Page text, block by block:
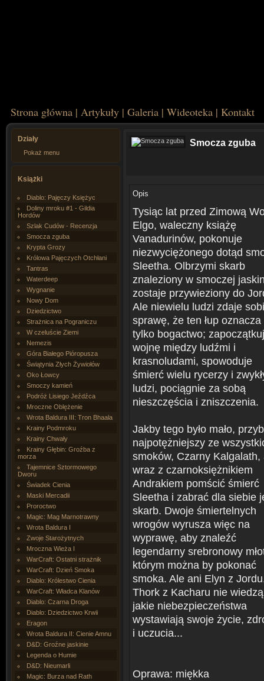
Strona główna | Artykuły | Galeria | Wideoteka | Kontakt
Działy
Pokaż menu
Książki
Diablo: Pajęczy Księżyc
Doliny mroku #1 - Gildia
Hordów
Szlak Cudów - Recenzja
Smocza zguba
Krypta Grozy
Królowa Pajęczych Otchłani
Tantras
Waterdeep
Wygnanie
Nowy Dom
Dziedzictwo
Strażnica na Pograniczu
W czeluście Ziemi
Nemezis
Góra Białego Pióropusza
Świątynia Złych Żywiołów
Oko Łowcy
Smoczy kamień
Podróż Lisiego Jeźdźca
Mroczne Oblężenie
Wrota Baldura III: Tron Bhaala
Krainy Podmroku
Krainy Chwały
Krainy Głębin: Groźba z
morza
Tajemnice Sztormowego
Dworu
Świadek Cienia
Maski Mercadii
Proroctwo
Magic: Mag Marnotrawny
Wrota Baldura I
Zwoje Starożytnych
Mroczna Wieża I
WarCraft: Ostatni strażnik
WarCraft: Dzień Smoka
Diablo: Królestwo Cienia
WarCraft: Władca Klanów
Diablo: Czarna Droga
Diablo: Dziedzictwo Krwii
Eragon
Wrota Baldura II: Cienie Amnu
D&D: Groźne jaskinie
Legenda o Humie
D&D: Nieumarli
Magic: Burza nad Rath
Smocza zguba
Opis
Tysiąc lat przed Zimową
Elgo, waleczny książę
Vanadurinów, pokonuje
niezwyciężonego dotąd
Sleetha. Olbrzymi skarb
znaleziony w smoczej
zostaje przywieziony do
Ale niewielu ludzi zdaje
sprawę, że ten łup oznacza
tylko bogactwo;
wojnę między ludźmi i
krasnoludami, spowoduje
śmierć wielu rycerzy i
ludzi, pociągnie za sobą
nieszczęścia i zniszczenia.
Jakby tego było mało,
najpotężniejszy ze
smoków, Czarny Kalgalath,
wraz z czarnoksiężnikiem
Andrakiem pomścić śmierć
Sleetha i zabrać dla siebie
skarb. Dwoje śmiertelnych
wrogów wyrusza więc na
wyprawę, aby znaleźć
legendarny srebronowy
którym można by pokonać
smoka. Ale ani Elyn z
Thork z Kacharu nie
jakie niebezpieczeństwa
wystawiają swoje życie,
i uczucia...
Oprawa: miękka